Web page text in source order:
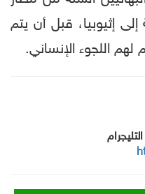
إثيوبيا، قبل أن يتم
اللجوء الإنساني.